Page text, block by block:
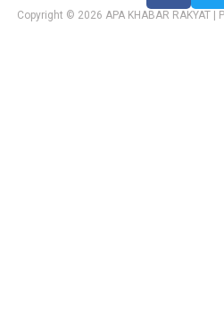
Copyright © 2026 APA KHABAR RAKYAT |